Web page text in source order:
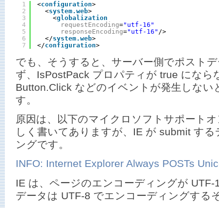
1
2
3
4
5
6
7
<configuration>
<system.web>
<globalization
requestEncoding="utf-16"
responseEncoding="utf-16" />
</system.web>
</configuration>
でも、そうすると、サーバー側でポスト
ず、IsPostPack プロパティが true になら
Button.Click などのイベントが発生しない
す。
原因は、以下のマイクロソフトサポート
しく書いてありますが、IE が submit す
ングです。
INFO: Internet Explorer Always POSTs
IE は、ページのエンコーディングが
データは UTF-8 でエンコーディングする